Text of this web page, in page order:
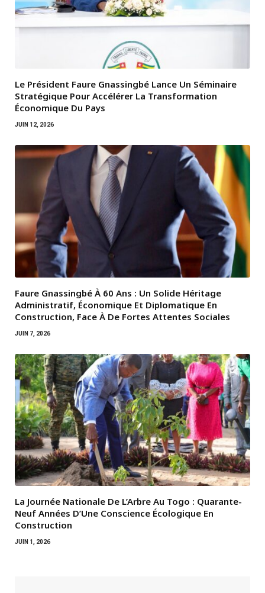
Le Président Faure Gnassingbé Lance Un Séminaire
Stratégique Pour Accélérer La Transformation
Économique Du Pays
JUIN 12, 2026
Faure Gnassingbé À 60 Ans : Un Solide Héritage
Administratif, Économique Et Diplomatique En
Construction, Face À De Fortes Attentes Sociales
JUIN 7, 2026
La Journée Nationale De L’Arbre Au Togo : Quarante-
Neuf Années D’Une Conscience Écologique En
Construction
JUIN 1, 2026